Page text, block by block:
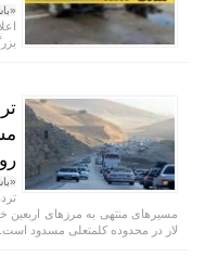
مسیر‌های منتهی به مرز‌های اربعین
لار در محدوده کلمتعلی مسدود است.